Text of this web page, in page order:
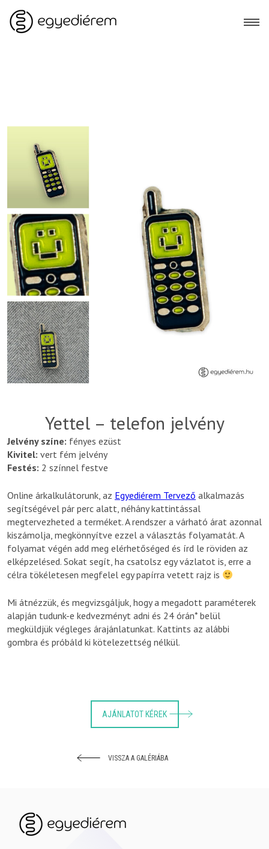
Yettel – telefon jelvény
Jelvény színe: fényes ezüst
Kivitel: vert fém jelvény
Festés: 2 színnel festve
Online árkalkulátorunk, az Egyediérem Tervező alkalmazás
segítségével pár perc alatt, néhány kattintással
megtervezheted a terméket. A rendszer a várható árat azonnal
kiszámolja, megkönnyítve ezzel a választás folyamatát. A
folyamat végén add meg elérhetőséged és írd le röviden az
elképzelésed. Sokat segít, ha csatolsz egy vázlatot is, erre a
célra tökéletesen megfelel egy papírra vetett rajz is
Mi átnézzük, és megvizsgáljuk, hogy a megadott paraméterek
alapján tudunk-e kedvezményt adni és 24 órán* belül
megküldjük végleges árajánlatunkat. Kattints az alábbi
gombra és próbáld ki kötelezettség nélkül.
AJÁNLATOT KÉREK
VISSZA A GALÉRIÁBA